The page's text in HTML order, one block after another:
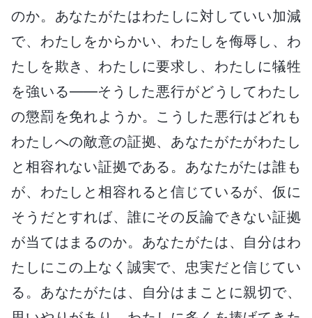
のか。あなたがたはわたしに対していい加減
で、わたしをからかい、わたしを侮辱し、わ
たしを欺き、わたしに要求し、わたしに犠牲
を強いる――そうした悪行がどうしてわたし
の懲罰を免れようか。こうした悪行はどれも
わたしへの敵意の証拠、あなたがたがわたし
と相容れない証拠である。あなたがたは誰も
が、わたしと相容れると信じているが、仮に
そうだとすれば、誰にその反論できない証拠
が当てはまるのか。あなたがたは、自分はわ
たしにこの上なく誠実で、忠実だと信じてい
る。あなたがたは、自分はまことに親切で、